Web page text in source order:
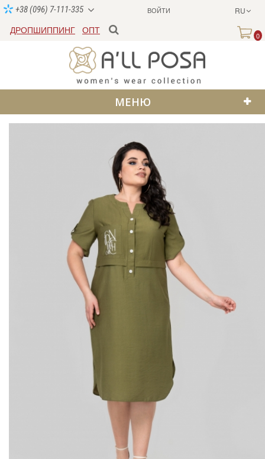
ВОЙТИ RU
+38 (096) 7-111-335
ДРОПШИППИНГ ОПТ
0
МЕНЮ